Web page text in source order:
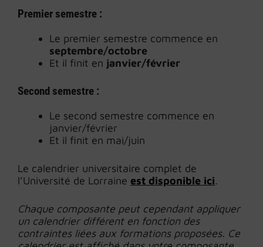
Premier semestre :
Le premier semestre commence en
septembre/octobre
Et il finit en janvier/février
Second semestre :
Le second semestre commence en
janvier/février
Et il finit en mai/juin
Le calendrier universitaire complet de
l’Université de Lorraine est disponible ici.
Chaque composante peut cependant appliquer
un calendrier différent en fonction des
contraintes liées aux formations proposées. Ce